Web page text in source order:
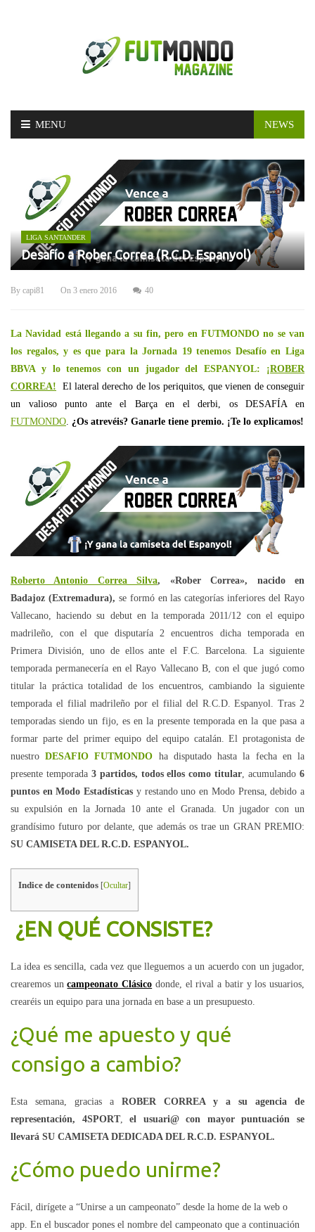
Skip
MENU NEWS
LIGA SANTANDER
Desafío a Rober Correa (R.C.D. Espanyol)
By capi81 On 3 enero 2016 40
La Navidad está llegando a su fin, pero en FUTMONDO no se van
los regalos, y es que para la Jornada 19 tenemos Desafío en Liga
BBVA y lo tenemos con un jugador del ESPANYOL: ¡ROBER
CORREA!
El lateral derecho de los periquitos, que vienen de conseguir
un valioso punto ante el Barça en el derbi, os DESAFÍA en
FUTMONDO ¿Os atrevéis? Ganarle tiene premio. ¡Te lo explicamos!
Roberto Antonio Correa Silva, «Rober Correa», nacido en
Badajoz (Extremadura), se formó en las categorías inferiores del Rayo
Vallecano, haciendo su debut en la temporada 2011/12 con el equipo
madrileño, con el que disputaría 2 encuentros dicha temporada en
Primera División, uno de ellos ante el F.C. Barcelona. La siguiente
temporada permanecería en el Rayo Vallecano B, con el que jugó como
titular la práctica totalidad de los encuentros, cambiando la siguiente
temporada el filial madrileño por el filial del R.C.D. Espanyol. Tras 2
temporadas siendo un fijo, es en la presente temporada en la que pasa a
formar parte del primer equipo del equipo catalán. El protagonista de
nuestroDESAFIO FUTMONDO ha disputado hasta la fecha en la
presente temporada 3 partidos, todos ellos como titular , acumulando6
puntos en Modo Estadísticas y restando uno en Modo Prensa, debido a
su expulsión en la Jornada 10 ante el Granada. Un jugador con un
grandísimo futuro por delante, que además os trae un GRAN PREMIO:
SU CAMISETA DEL R.C.D. ESPANYOL.
Indice de contenidos [Ocultar]
¿EN QUÉ CONSISTE?
La idea es sencilla, cada vez que lleguemos a un acuerdo con un jugador,
crearemos uncampeonato Clásico donde, el rival a batir y los usuarios,
crearéis un equipo para una jornada en base a un presupuesto.
¿Qué me apuesto y qué
consigo a cambio?
Esta semana, gracias a ROBER CORREA y a su agencia de
representación, 4SPORT,el usuari@ con mayor puntuación se
llevará SU CAMISETA DEDICADA DEL R.C.D. ESPANYOL.
¿Cómo puedo unirme?
Fácil, dirígete a “Unirse a un campeonato” desde la home de la web o
app. En el buscador pones el nombre del campeonato que a continuación